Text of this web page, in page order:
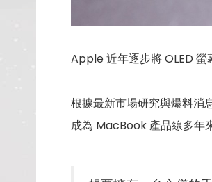
Apple 近年逐步將 OLED 螢
根據最新市場研究與爆料消
成為 MacBook 產品線多年